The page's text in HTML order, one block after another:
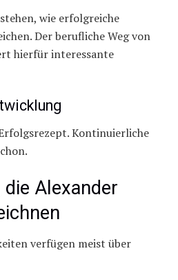
wie erfolgreiche
Der berufliche Weg von
hierfür interessante
Kontinuierliche
Alexander
verfügen meist über